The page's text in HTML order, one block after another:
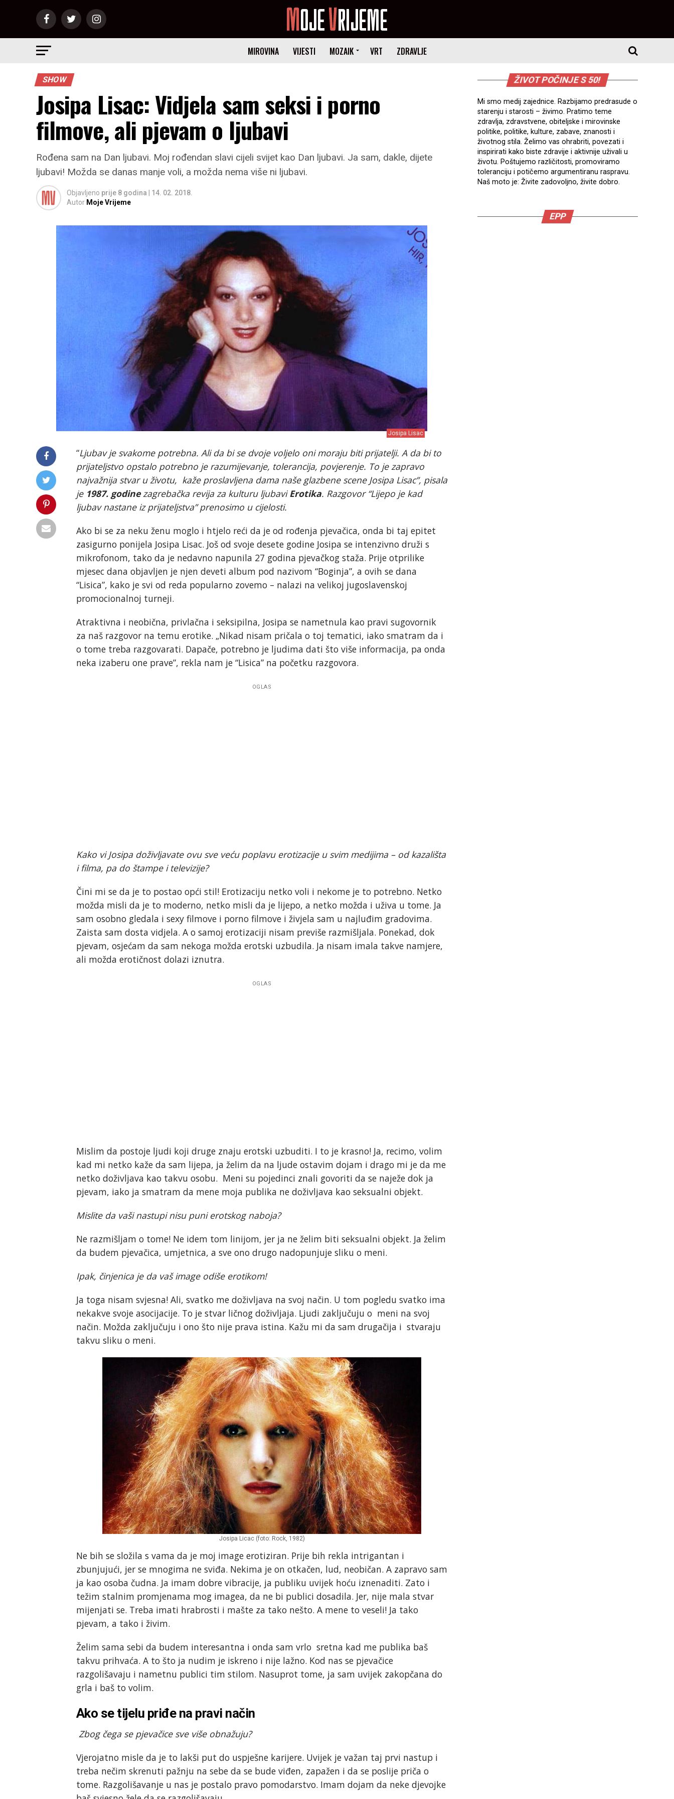
MIROVINA VIJESTI MOZAIK VRT ZDRAVLJE
SHOW
Josipa Lisac: Vidjela sam seksi i porno
filmove, ali pjevam o ljubavi
Rođena sam na Dan ljubavi. Moj rođendan slavi cijeli svijet kao Dan ljubavi. Ja sam, dakle, dijete
ljubavi! Možda se danas manje voli, a možda nema više ni ljubavi.
Objavljeno prije 8 godina
14. 02. 2018.
Autor Moje Vrijeme
Josipa Lisac
“Ljubav je svakome potrebna. Ali da bi se dvoje voljelo oni moraju biti prijatelji. A da bi to
prijateljstvo opstalo potrebno je razumijevanje, tolerancija, povjerenje. To je zapravo
najvažnija stvar u životu, kaže proslavljena dama naše glazbene scene Josipa Lisac”, pisala
je 1987. godinezagrebačka revija za kulturu ljubaviErotika. Razgovor “Lijepo je kad
ljubav nastane iz prijateljstva” prenosimo u cijelosti.
Ako bi se za neku ženu moglo i htjelo reći da je od rođenja pjevačica, onda bi taj epitet
zasigurno ponijela Josipa Lisac. Još od svoje desete godine Josipa se intenzivno druži s
mikrofonom, tako da je nedavno napunila 27 godina pjevačkog staža. Prije otprilike
mjesec dana objavljen je njen deveti album pod nazivom “Boginja”, a ovih se dana
“Lisica”, kako je svi od reda popularno zovemo – nalazi na velikoj jugoslavenskoj
promocionalnoj turneji.
Atraktivna i neobična, privlačna i seksipilna, Josipa se nametnula kao pravi sugovornik
za naš razgovor na temu erotike. „Nikad nisam pričala o toj tematici, iako smatram da i
o tome treba razgovarati. Dapače, potrebno je ljudima dati što više informacija, pa onda
neka izaberu one prave”, rekla nam je “Lisica” na početku razgovora.
OGLAS
Kako vi Josipa doživljavate ovu sve veću poplavu erotizacije u svim medijima – od kazališta
i filma, pa do štampe i televizije?
Čini mi se da je to postao opći stil! Erotizaciju netko voli i nekome je to potrebno. Netko
možda misli da je to moderno, netko misli da je lijepo, a netko možda i uživa u tome. Ja
sam osobno gledala i sexy filmove i porno filmove i živjela sam u najluđim gradovima.
Zaista sam dosta vidjela. A o samoj erotizaciji nisam previše razmišljala. Ponekad, dok
pjevam, osjećam da sam nekoga možda erotski uzbudila. Ja nisam imala takve namjere,
ali možda erotičnost dolazi iznutra.
OGLAS
Mislim da postoje ljudi koji druge znaju erotski uzbuditi. I to je krasno! Ja, recimo, volim
kad mi netko kaže da sam lijepa, ja želim da na ljude ostavim dojam i drago mi je da me
netko doživljava kao takvu osobu. Meni su pojedinci znali govoriti da se naježe dok ja
pjevam, iako ja smatram da mene moja publika ne doživljava kao seksualni objekt.
Mislite da vaši nastupi nisu puni erotskog naboja?
Ne razmišljam o tome! Ne idem tom linijom, jer ja ne želim biti seksualni objekt. Ja želim
da budem pjevačica, umjetnica, a sve ono drugo nadopunjuje sliku o meni.
Ipak, činjenica je da vaš image odiše erotikom!
Ja toga nisam svjesna! Ali, svatko me doživljava na svoj način. U tom pogledu svatko ima
nekakve svoje asocijacije. To je stvar ličnog doživljaja. Ljudi zaključuju o meni na svoj
način. Možda zaključuju i ono što nije prava istina. Kažu mi da sam drugačija i stvaraju
takvu sliku o meni.
Josipa Licac (foto: Rock, 1982)
Ne bih se složila s vama da je moj image erotiziran. Prije bih rekla intrigantan i
zbunjujući, jer se mnogima ne sviđa. Nekima je on otkačen, lud, neobičan. A zapravo sam
ja kao osoba čudna. Ja imam dobre vibracije, ja publiku uvijek hoću iznenaditi. Zato i
težim stalnim promjenama mog imagea, da ne bi publici dosadila. Jer, nije mala stvar
mijenjati se. Treba imati hrabrosti i mašte za tako nešto. A mene to veseli! Ja tako
pjevam, a tako i živim.
Želim sama sebi da budem interesantna i onda sam vrlo sretna kad me publika baš
takvu prihvaća. A to što ja nudim je iskreno i nije lažno. Kod nas se pjevačice
razgolišavaju i nametnu publici tim stilom. Nasuprot tome, ja sam uvijek zakopčana do
grla i baš to volim.
Ako se tijelu priđe na pravi način
Zbog čega se pjevačice sve više obnažuju?
Vjerojatno misle da je to lakši put do uspješne karijere. Uvijek je važan taj prvi nastup i
treba nečim skrenuti pažnju na sebe da se bude viđen, zapažen i da se poslije priča o
tome. Razgolišavanje u nas je postalo pravo pomodarstvo. Imam dojam da neke djevojke
ŽIVOT POČINJE S 50!
Mi smo medij zajednice. Razbijamo predrasude o
starenju i starosti – živimo. Pratimo teme
zdravlja, zdravstvene, obiteljske i mirovinske
politike, politike, kulture, zabave, znanosti i
životnog stila. Želimo vas ohrabriti, povezati i
inspirirati kako biste zdravije i aktivnije uživali u
životu. Poštujemo različitosti, promoviramo
toleranciju i potičemo argumentiranu raspravu.
Naš moto je: Živite zadovoljno, živite dobro.
EPP